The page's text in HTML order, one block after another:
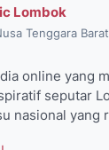
Lombok
Tenggara
online yang
seputar
nasional yang